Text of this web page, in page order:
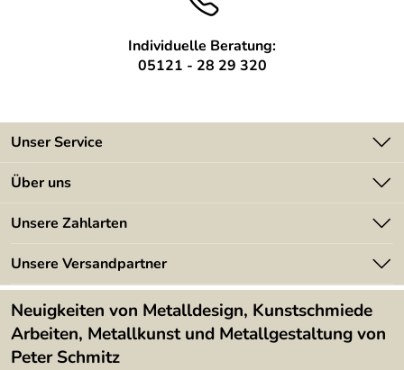
Individuelle Beratung:
05121 - 28 29 320
Unser Service
Kontakt
Kundeninformationen
Newsletter
Lieferbedingungen
Über uns
Angebote
Kundenbewertungen (394)
4,9/5
Unsere Zahlarten
Unsere Versandpartner
Neuigkeiten von Metalldesign, Kunstschmiede
Arbeiten, Metallkunst und Metallgestaltung von
Peter Schmitz